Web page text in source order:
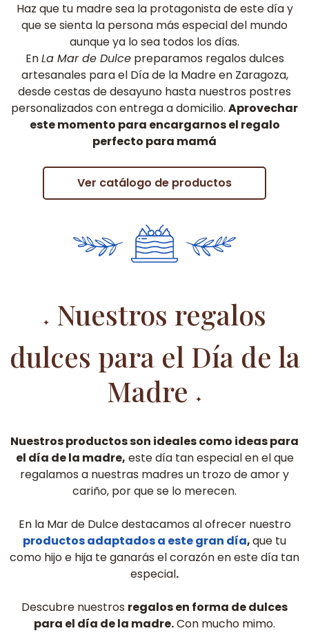
Haz que tu madre sea la protagonista de este día y
que se sienta la persona más especial del mundo
aunque ya lo sea todos los días.
EnLa Mar de Dulcepreparamos regalos dulces
artesanales para el Día de la Madre en Zaragoza,
desde cestas de desayuno hasta nuestros postres
personalizados con entrega a domicilio. Aprovechar
este momento para encargarnos el regalo
perfecto para mamá
Ver catálogo de productos
✦
Nuestros regalos
dulces para el Día de la
Madre
✦
Nuestros productos son ideales como ideas para
el día de la madre, este día tan especial en el que
regalamos a nuestras madres un trozo de amor y
cariño, por que se lo merecen.
En la Mar de Dulce destacamos al ofrecer nuestro
productos adaptados a este gran día,que tu
como hijo e hija te ganarás el corazón en este día tan
especial.
Descubre nuestros regalos en forma de dulces
para el día de la madre.Con mucho mimo.